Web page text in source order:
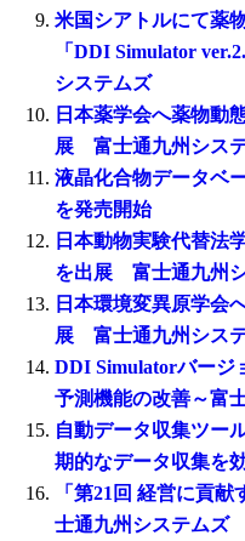
米国シアトルにて薬
「DDI Simulator
システムズ
日本薬学会へ薬物動
展 富士通九州シス
液晶化合物データベ
を発売開始
日本動物実験代替法
を出展 富士通九州
日本環境変異原学会
展 富士通九州シス
DDI Simulatorバージ
予測機能の改善～富
自動データ収集ツー
期的なデータ収集を
「第21回 経営に貢
士通九州システムズ